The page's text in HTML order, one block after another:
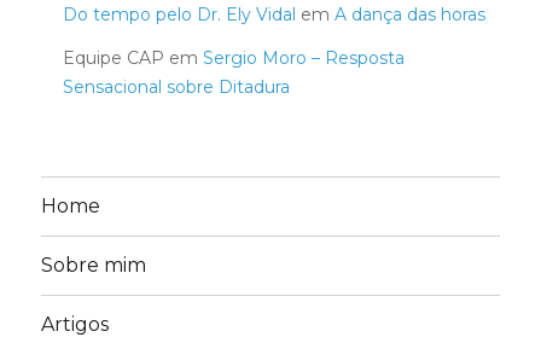
Do tempo pelo Dr. Ely Vidal em A dança das horas
Equipe CAP em Sergio Moro – Resposta
Sensacional sobre Ditadura
Home
Sobre mim
Artigos